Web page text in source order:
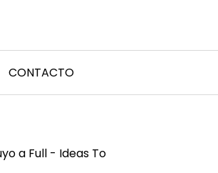
CONTACTO
a Full - Ideas To